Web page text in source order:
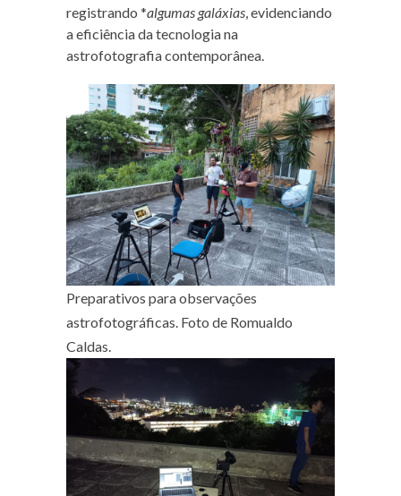
registrando *algumas galáxias, evidenciando
a eficiência da tecnologia na
astrofotografia contemporânea.
Preparativos para observações
astrofotográficas. Foto de Romualdo
Caldas.